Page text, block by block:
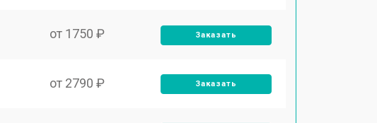
от 1750 ₽ Заказать
от 2790 ₽ Заказать